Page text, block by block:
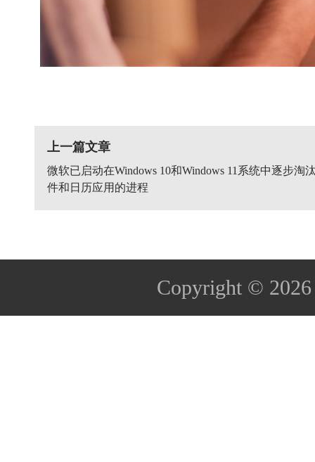
上一篇文章
微软已启动在Windows 10和Windows 11系统中逐步淘
件和日历应用的进程
Copyright ©